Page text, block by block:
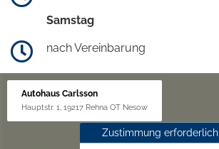
Samstag
nach Vereinbarung
Autohaus Carlsson
Hauptstr. 1, 19217 Rehna OT Nesow
Zustimmung erforderlich